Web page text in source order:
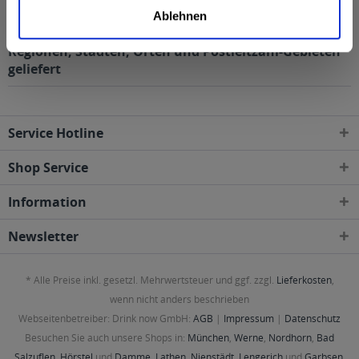
Ablehnen
Thüringer Waldquell Gartenfrüchte Schwarze
Johannisbeere 6 x 0,75l wird in den folgenden
Regionen, Städten, Orten und Postleitzahl-Gebieten
geliefert
Service Hotline
Shop Service
Information
Newsletter
* Alle Preise inkl. gesetzl. Mehrwertsteuer und ggf. zzgl. Lieferkosten,
wenn nicht anders beschrieben
Webseitenbetreiber: Drink now GmbH: AGB | Impressum | Datenschutz
Besuchen Sie auch unsere Shops in: München, Werne, Nordhorn, Bad